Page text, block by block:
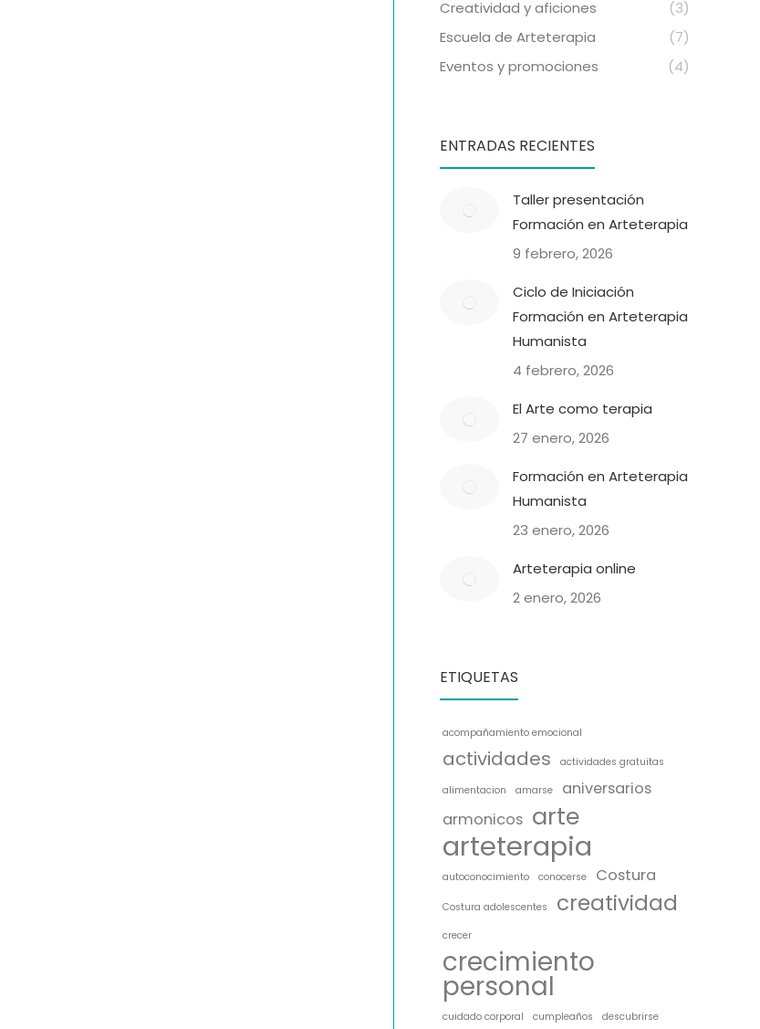
Creatividad y aficiones
(3)
Escuela de Arteterapia
(7)
Eventos y promociones
(4)
ENTRADAS RECIENTES
Taller presentación
Formación en Arteterapia
9 febrero, 2026
Ciclo de Iniciación
Formación en Arteterapia
Humanista
4 febrero, 2026
El Arte como terapia
27 enero, 2026
Formación en Arteterapia
Humanista
23 enero, 2026
Arteterapia online
2 enero, 2026
ETIQUETAS
acompañamiento emocional
actividades actividades gratuitas
alimentacion amarse
aniversarios
armonicos arte
arteterapia
autoconocimiento conocerse Costura
Costura adolescentes creatividad
crecer
crecimiento
personal
cuidado corporal cumpleaños descubrirse